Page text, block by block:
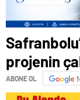
projenin
ABONE OL